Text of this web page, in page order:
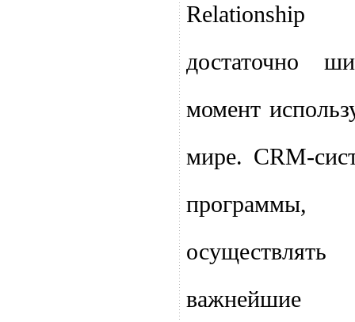
достаточно
момент
мире. CRM-